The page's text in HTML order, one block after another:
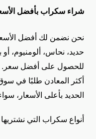
شراء سكراب بأفضل
نحن نضمن لك أفضل
حديد، نحاس، ألومنيوم، أو
للحصول على أفضل سعر.
أكثر المعادن طلبًا في
الحديد بأعلى الأسعار،
أنواع سكراب التي